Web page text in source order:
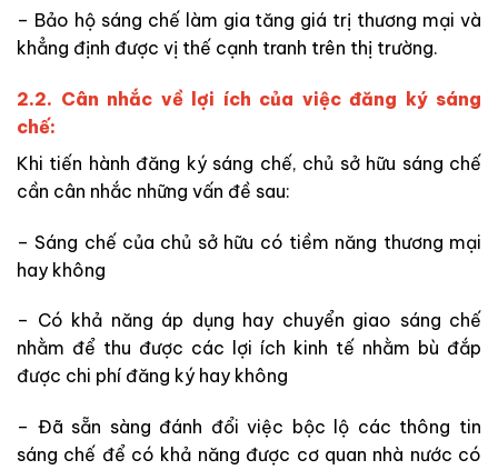
– Bảo hộ sáng chế làm gia tăng giá trị thương mại và
khẳng định được vị thế cạnh tranh trên thị trường.
2.2. Cân nhắc về lợi ích của việc đăng ký sáng
chế:
Khi tiến hành đăng ký sáng chế, chủ sở hữu sáng chế
cần cân nhắc những vấn đề sau:
– Sáng chế của chủ sở hữu có tiềm năng thương mại
hay không
– Có khả năng áp dụng hay chuyển giao sáng chế
nhằm để thu được các lợi ích kinh tế nhằm bù đắp
được chi phí đăng ký hay không
– Đã sẵn sàng đánh đổi việc bộc lộ các thông tin
sáng chế để có khả năng được cơ quan nhà nước có